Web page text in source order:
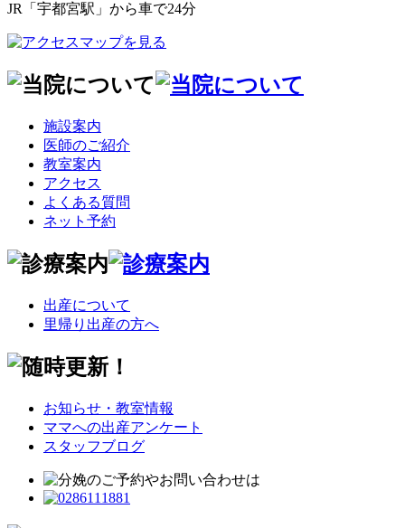
JR「宇都宮駅」から車で24分
施設案内
医師のご紹介
教室案内
アクセス
よくある質問
ネット予約
出産について
里帰り出産の方へ
お知らせ・教室情報
ママへの出産アンケート
スタッフブログ